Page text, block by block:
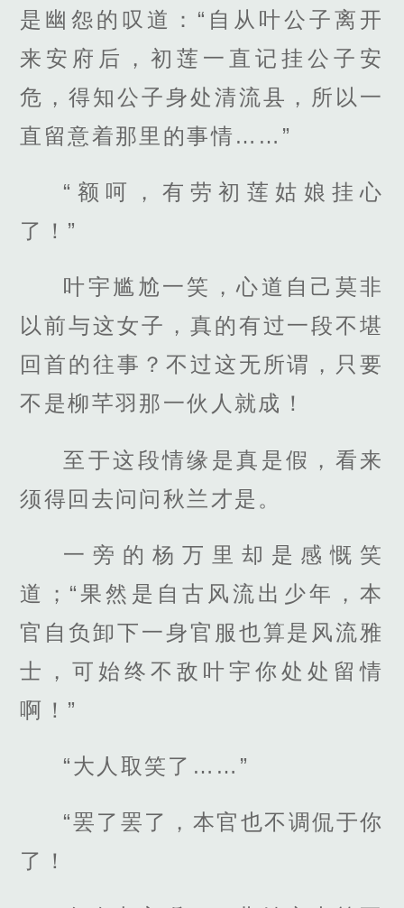
是幽怨的叹道：“自从叶公子离开
来安府后，初莲一直记挂公子安
危，得知公子身处清流县，所以一
直留意着那里的事情……”
“额呵，有劳初莲姑娘挂心
了！”
叶宇尴尬一笑，心道自己莫非
以前与这女子，真的有过一段不堪
回首的往事？不过这无所谓，只要
不是柳芊羽那一伙人就成！
至于这段情缘是真是假，看来
须得回去问问秋兰才是。
一旁的杨万里却是感慨笑
道；“果然是自古风流出少年，本
官自负卸下一身官服也算是风流雅
士，可始终不敌叶宇你处处留情
啊！”
“大人取笑了……”
“罢了罢了，本官也不调侃于你
了！